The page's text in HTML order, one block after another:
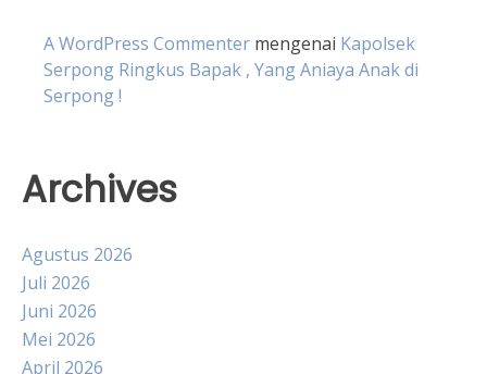
A WordPress Commenter mengenai Kapolsek
Serpong Ringkus Bapak , Yang Aniaya Anak di
Serpong !
Archives
Agustus 2026
Juli 2026
Juni 2026
Mei 2026
April 2026